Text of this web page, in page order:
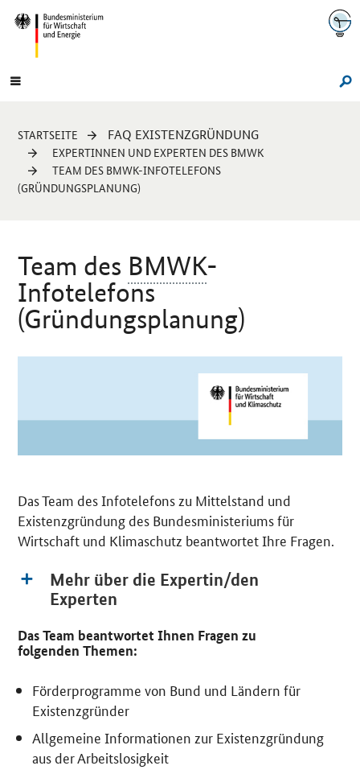
Navigation
Hauptmenü
Sie
sind
hier:
STARTSEITE FAQ EXISTENZGRÜNDUNG
EXPERTINNEN UND EXPERTEN DES BMWK
TEAM DES BMWK-INFOTELEFONS
(GRÜNDUNGSPLANUNG)
Team des BMWK-
Infotelefons
(Gründungsplanung)
Das Team des Infotelefons zu Mittelstand und
Existenzgründung des Bundesministeriums für
Wirtschaft und Klimaschutz beantwortet Ihre Fragen.
Mehr über die Expertin/den
Experten
Das Team beantwortet Ihnen Fragen zu
folgenden Themen:
Förderprogramme von Bund und Ländern für
Existenzgründer
Allgemeine Informationen zur Existenzgründung
aus der Arbeitslosigkeit